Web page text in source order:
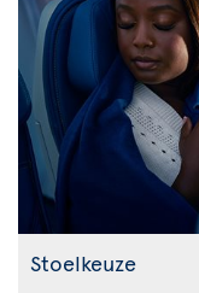
Stoelkeuze